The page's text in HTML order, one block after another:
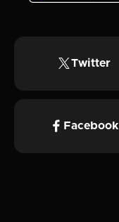
Twitter
Facebook